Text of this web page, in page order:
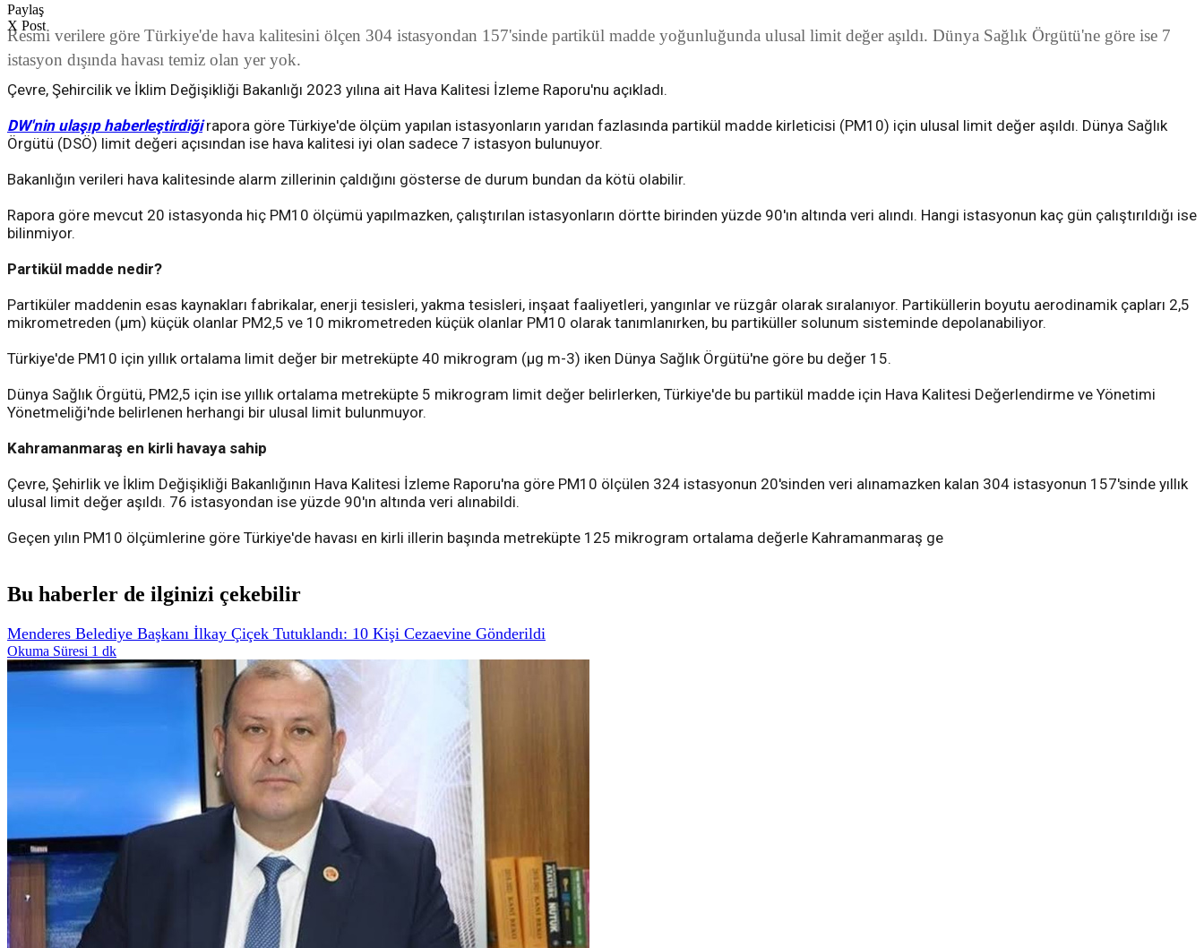
Paylaş
X Post
Resmi verilere göre Türkiye'de hava kalitesini ölçen 304 istasyondan 157'sinde partikül madde yoğunluğunda ulusal limit değer aşıldı. Dünya Sağlık Örgütü'ne göre ise 7
istasyon dışında havası temiz olan yer yok.
Çevre, Şehircilik ve İklim Değişikliği Bakanlığı 2023 yılına ait Hava Kalitesi İzleme Raporu'nu açıkladı.
DW'nin ulaşıp haberleştirdiğirapora göre Türkiye'de ölçüm yapılan istasyonların yarıdan fazlasında partikül madde kirleticisi (PM10) için ulusal limit değer aşıldı. Dünya Sağlık
Örgütü (DSÖ) limit değeri açısından ise hava kalitesi iyi olan sadece 7 istasyon bulunuyor.
Bakanlığın verileri hava kalitesinde alarm zillerinin çaldığını gösterse de durum bundan da kötü olabilir.
Rapora göre mevcut 20 istasyonda hiç PM10 ölçümü yapılmazken, çalıştırılan istasyonların dörtte birinden yüzde 90'ın altında veri alındı. Hangi istasyonun kaç gün çalıştırıldığı ise
bilinmiyor.
Partikül madde nedir?
Partiküler maddenin esas kaynakları fabrikalar, enerji tesisleri, yakma tesisleri, inşaat faaliyetleri, yangınlar ve rüzgâr olarak sıralanıyor. Partiküllerin boyutu aerodinamik çapları 2,5
mikrometreden (µm) küçük olanlar PM2,5 ve 10 mikrometreden küçük olanlar PM10 olarak tanımlanırken, bu partiküller solunum sisteminde depolanabiliyor.
Türkiye'de PM10 için yıllık ortalama limit değer bir metreküpte 40 mikrogram (µg m-3) iken Dünya Sağlık Örgütü'ne göre bu değer 15.
Dünya Sağlık Örgütü, PM2,5 için ise yıllık ortalama metreküpte 5 mikrogram limit değer belirlerken, Türkiye'de bu partikül madde için Hava Kalitesi Değerlendirme ve Yönetimi
Yönetmeliği'nde belirlenen herhangi bir ulusal limit bulunmuyor.
Kahramanmaraş en kirli havaya sahip
Çevre, Şehirlik ve İklim Değişikliği Bakanlığının Hava Kalitesi İzleme Raporu'na göre PM10 ölçülen 324 istasyonun 20'sinden veri alınamazken kalan 304 istasyonun 157'sinde yıllık
ulusal limit değer aşıldı. 76 istasyondan ise yüzde 90'ın altında veri alınabildi.
Geçen yılın PM10 ölçümlerine göre Türkiye'de havası en kirli illerin başında metreküpte 125 mikrogram ortalama değerle Kahramanmaraş ge
Bu haberler de ilginizi çekebilir
Menderes Belediye Başkanı İlkay Çiçek Tutuklandı: 10 Kişi Cezaevine Gönderildi
Okuma Süresi 1 dk